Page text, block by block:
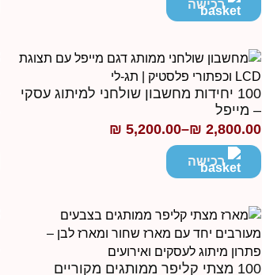
רכישה
100 יחידות מחשבון שולחני למיתוג עסקי
– מייפל
₪ 2,800.00
–
₪ 5,200.00
טווח
מחירים:רכישה
100 מצתי קליפר ממותגים מקוריים